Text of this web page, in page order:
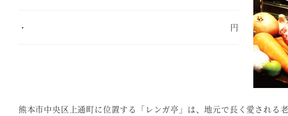
・ 円
熊本市中央区上通町に位置する「レンガ亭」は、地元で長く愛される